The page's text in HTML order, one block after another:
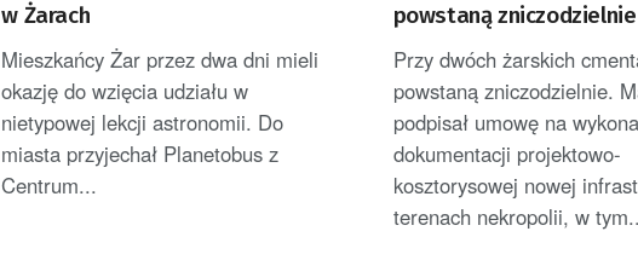
w Żarach
Mieszkańcy Żar przez dwa dni mieli
okazję do wzięcia udziału w
nietypowej lekcji astronomii. Do
miasta przyjechał Planetobus z
Centrum...
powstaną zniczodzielnie
Przy dwóch żarskich
powstaną zniczodzielnie.
podpisał umowę na
dokumentacji projektowo-
kosztorysowej nowej
terenach nekropolii, w